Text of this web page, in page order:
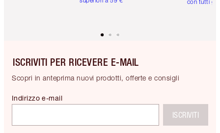
con tutti gli
ISCRIVITI PER RICEVERE E-MAIL
Scopri in anteprima nuovi prodotti, offerte e consigli
Indirizzo e-mail
ISCRIVITI